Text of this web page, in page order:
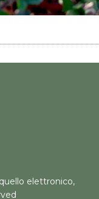
elettronico,